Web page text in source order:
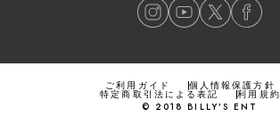
ご利用ガイド 個人情報保護方針
特定商取引法による表記
利用規約
© 2018 BILLY’S ENT